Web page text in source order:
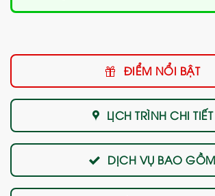
ĐIỂM NỔI BẬT
LỊCH TRÌNH CHI TIẾT
DỊCH VỤ BAO GỒM